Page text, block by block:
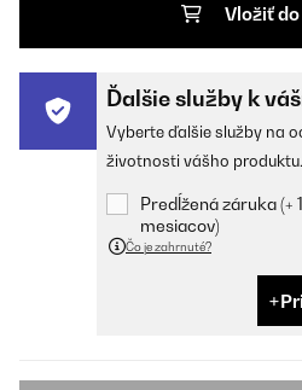
Vložiť
Ďalšie služby k
Vyberte ďalšie služby na
životnosti vášho produktu.
Predĺžená záruka (+
mesiacov)
Čo je zahrnuté?